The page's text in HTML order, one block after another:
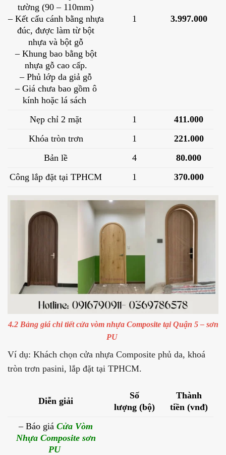
tường (90 – 110mm)
– Kết cấu cánh bằng nhựa
đúc, được làm từ bột
nhựa và bột gỗ
– Khung bao bằng bột
nhựa gỗ cao cấp.
– Phủ lớp da giả gỗ
– Giá chưa bao gồm ô
kính hoặc lá sách
1 3.997.000
Nẹp chỉ 2 mặt 1
411.000
Khóa tròn trơn
1
221.000
Bản lề
4
80.000
Công lắp đặt tại TPHCM
1 370.000
4.2 Bảng giá chi tiết cửa vòm nhựa Composite tại Quận 5 – sơn
PU
Ví dụ: Khách chọn cửa nhựa Composite phủ da, khoá
tròn trơn pasini, lắp đặt tại TPHCM.
Diễn giải
Số
lượng (bộ)
Thành
tiền (vnđ)
– Báo giáCửa Vòm
Nhựa Composite sơn
PU